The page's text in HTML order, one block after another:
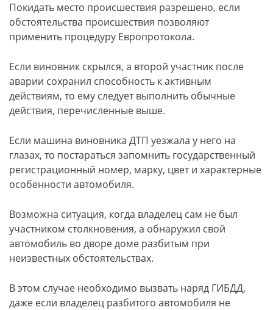
Покидать место происшествия разрешено, если
обстоятельства происшествия позволяют
применить процедуру Европротокола.
Если виновник скрылся, а второй участник после
аварии сохранил способность к активным
действиям, то ему следует выполнить обычные
действия, перечисленные выше.
Если машина виновника ДТП уезжала у него на
глазах, то постараться запомнить государственный
регистрационный номер, марку, цвет и характерные
особенности автомобиля.
Возможна ситуация, когда владелец сам не был
участником столкновения, а обнаружил свой
автомобиль во дворе доме разбитым при
неизвестных обстоятельствах.
В этом случае необходимо вызвать наряд ГИБДД,
даже если владелец разбитого автомобиля не